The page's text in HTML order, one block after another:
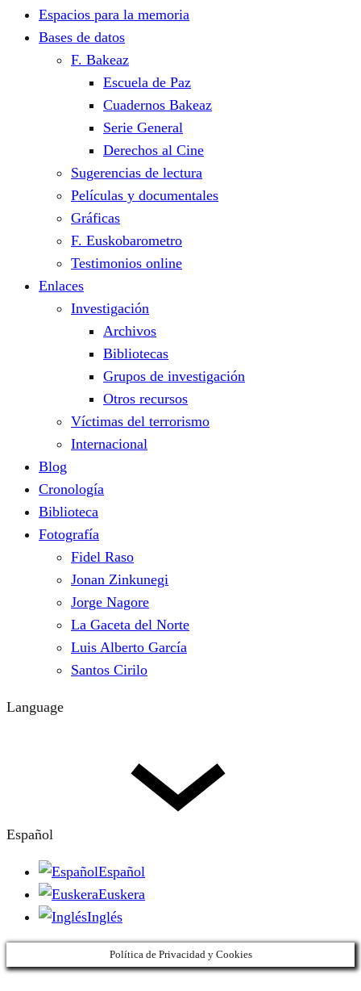
Espacios para la memoria
Bases de datos
F. Bakeaz
Escuela de Paz
Cuadernos Bakeaz
Serie General
Derechos al Cine
Sugerencias de lectura
Películas y documentales
Gráficas
F. Euskobarometro
Testimonios online
Enlaces
Investigación
Archivos
Bibliotecas
Grupos de investigación
Otros recursos
Víctimas del terrorismo
Internacional
Blog
Cronología
Biblioteca
Fotografía
Fidel Raso
Jonan Zinkunegi
Jorge Nagore
La Gaceta del Norte
Luis Alberto García
Santos Cirilo
Language
Español
Español
Euskera
Inglés
Política de Privacidad y Cookies